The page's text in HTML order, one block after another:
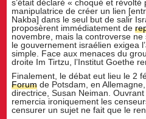
s’était déclaré « choqué et révolté
manipulatrice de créer un lien
Nakba] dans le seul but de salir
proposèrent immédiatement de
novembre, mais la controverse ne
le gouvernement israélien exigea
simple. Face aux menaces du
droite Im Tirtzu, l’Institut Goethe
Finalement, le débat eut lieu le 2
Forum de Potsdam, en
directrice, Susan Neiman.
remercia ironiquement les
censurer un sujet ne fait que le